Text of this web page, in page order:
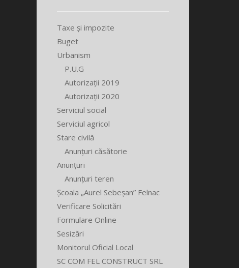
Taxe și impozite
Buget
Urbanism
P.U.G
Autorizații 2019
Autorizații 2020
Serviciul social
Serviciul agricol
Stare civilă
Anunțuri căsătorie
Anunțuri
Anunțuri teren
Școala „Aurel Sebeșan” Felnac
Verificare Solicitări
Formulare Online
Sesizări
Monitorul Oficial Local
SC COM FEL CONSTRUCT SRL